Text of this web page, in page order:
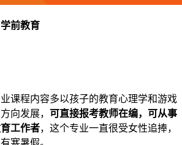
前教育
课程内容多以孩子的教育心理学和游戏
向发展， 可直接报考教师在编，可从事
工作者，这个专业一直很受女性追捧，
寒暑假。